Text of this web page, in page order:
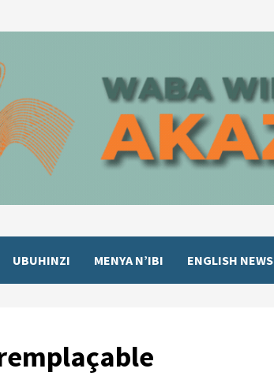
UBUHINZI MENYA N’IBI ENGLISH NEWS